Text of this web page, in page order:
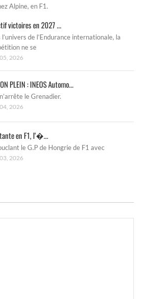
Alpine, en F1.
victoires en 2027 ...
l’univers de l’Endurance internationale, la
ne se
2026
PLEIN : INEOS Automo...
le Grenadier.
2026
en F1, l’�...
le G.P de Hongrie de F1 avec
2026